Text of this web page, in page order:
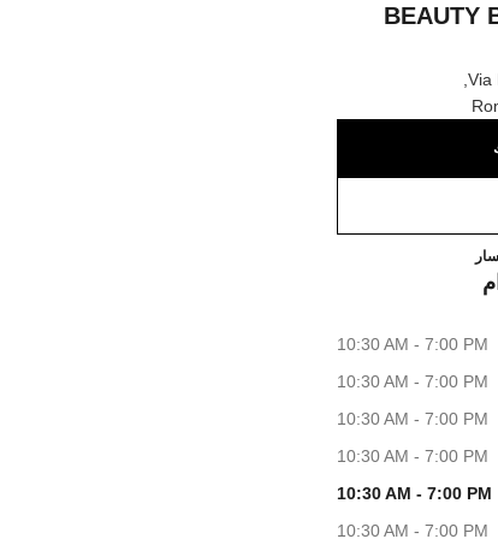
BEAUTY
Via
CHANEL FRAGRANCE AND BEAUTY BOUTIQUE ROMA
10:30 AM - 7:00 PM
10:30 AM - 7:00 PM
10:30 AM - 7:00 PM
10:30 AM - 7:00 PM
10:30 AM - 7:00 PM
10:30 AM - 7:00 PM